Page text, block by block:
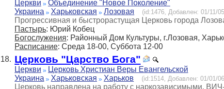
Церкви
Объединение "Новое Поколение"
Украина
Харьковская Лозовая (id:1476, Добавлен: 01/11/
Прогрессивная и быстрорастущая Церковь города
Пастырь: Юрий Кобец
Богослужения: Районный Дом Культуры, г.Лозовая,
Расписание: Среда 18-00, Суббота 12-00
18. Церковь "Царство Бога"
Церкви
Церковь Христиан Веры Евангельской
Украина
Харьковская Харьков (id:1514, Добавлен: 01/01/
Церковь направлена на работу с наркозависимыми,